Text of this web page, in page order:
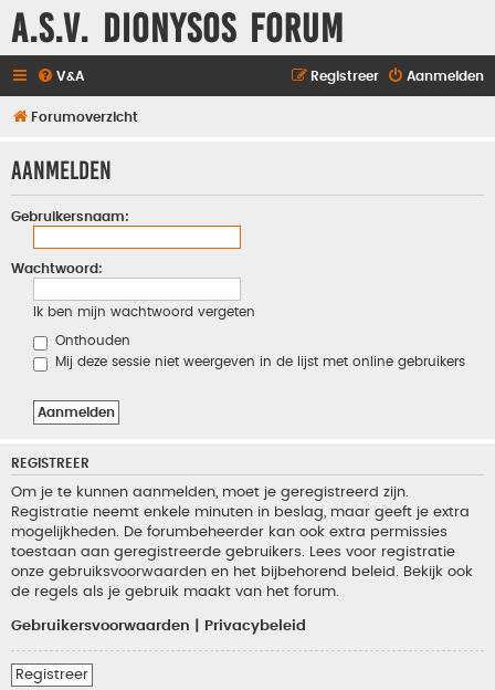
A.S.V. Dionysos Forum
V&A Aanmelden
Registreer
Forumoverzicht
Aanmelden
Gebruikersnaam:
Wachtwoord:
Ik ben mijn wachtwoord vergeten
Onthouden
Mij deze sessie niet weergeven in de lijst met online gebruikers
REGISTREER
Om je te kunnen aanmelden, moet je geregistreerd zijn.
Registratie neemt enkele minuten in beslag, maar geeft je extra
mogelijkheden. De forumbeheerder kan ook extra permissies
toestaan aan geregistreerde gebruikers. Lees voor registratie
onze gebruiksvoorwaarden en het bijbehorend beleid. Bekijk ook
de regels als je gebruik maakt van het forum.
Gebruikersvoorwaarden Privacybeleid
Registreer